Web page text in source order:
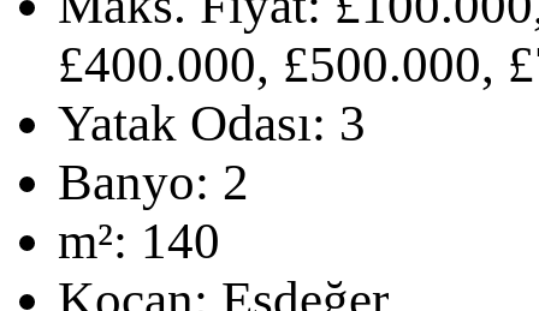
£400.000, £500.000,
Yatak Odası: 3
Banyo: 2
m²: 140
Koçan: Eşdeğer